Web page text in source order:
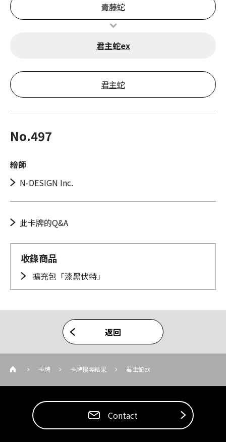
青藤蛇
君主蛇ex
君主蛇
No.497
繪師
N-DESIGN Inc.
此卡牌的Q&A
收錄商品
擴充包「漆黑伏特」
返回
卡牌 卡牌搜尋結果 君主蛇ex
Contact